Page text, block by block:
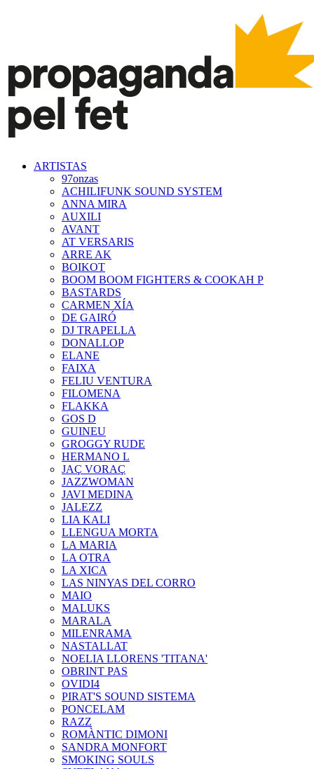
ARTISTAS
97onzas
ACHILIFUNK SOUND SYSTEM
ANNA MIRA
AUXILI
AVANT
AT VERSARIS
ARRE AK
BOIKOT
BOOM BOOM FIGHTERS & COOKAH P
BASTARDS
CARMEN XÍA
DE GAIRÓ
DJ TRAPELLA
DONALLOP
ELANE
FAIXA
FELIU VENTURA
FILOMENA
FLAKKA
GOS D
GUINEU
GROGGY RUDE
HERMANO L
JAÇ VORAÇ
JAZZWOMAN
JAVI MEDINA
JALEZZ
LIA KALI
LLENGUA MORTA
LA MARIA
LA OTRA
LA XICA
LAS NINYAS DEL CORRO
MAIO
MALUKS
MARALA
MILENRAMA
NASTALLAT
NOELIA LLORENS 'TITANA'
OBRINT PAS
OVIDI4
PIRAT'S SOUND SISTEMA
PONCELAM
RAZZ
ROMÀNTIC DIMONI
SANDRA MONFORT
SMOKING SOULS